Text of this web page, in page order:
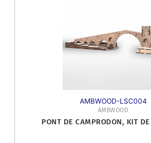
AMBWOOD-LSC004
AMBWOOD
PONT DE CAMPRODON, KIT